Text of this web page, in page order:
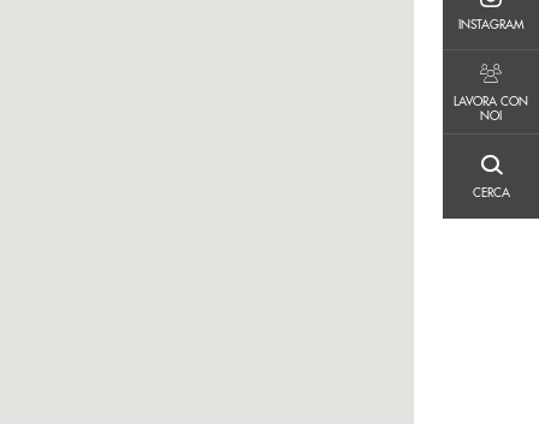
INSTAGRAM
INSTAGRAM
LAVORA CON
NOI
CERCA